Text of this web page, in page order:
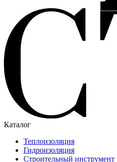
Каталог
Теплоизоляция
Гидроизоляция
Строительный инструмент